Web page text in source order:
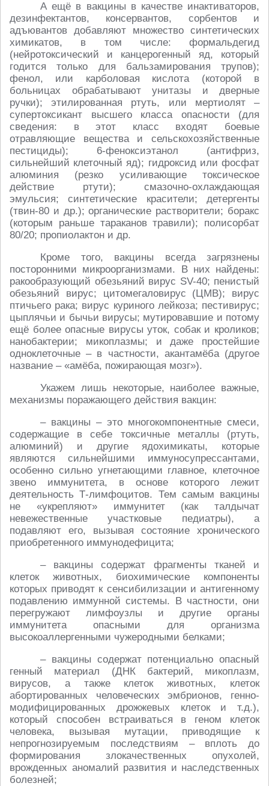
А ещё в вакцины в качестве инактиваторов,
дезинфектантов, консервантов, сорбентов и
адъювантов добавляют множество синтетических
химикатов, в том числе: формальдегид
(нейротоксический и канцерогенный яд, который
годится только для бальзамирования трупов);
фенол, или карболовая кислота (которой в
больницах обрабатывают унитазы и дверные
ручки); этилированная ртуть, или мертиолят –
супертоксикант высшего класса опасности (для
сведения: в этот класс входят боевые
отравляющие вещества и сельскохозяйственные
пестициды); 6-феноксиэтанол (антифриз,
сильнейший клеточный яд); гидроксид или фосфат
алюминия (резко усиливающие токсическое
действие ртути); смазочно-охлаждающая
эмульсия; синтетические красители; детергенты
(твин-80 и др.); органические растворители; боракс
(которым раньше тараканов травили); полисорбат
80/20; пропиолактон и др.
Кроме того, вакцины всегда загрязнены
посторонними микроорганизмами. В них найдены:
ракообразующий обезьяний вирус SV-40; пенистый
обезьяний вирус; цитомегаловирус (ЦМВ); вирус
птичьего рака; вирус куриного лейкоза; пестивирус;
цыплячьи и бычьи вирусы; мутировавшие и потому
ещё более опасные вирусы уток, собак и кроликов;
нанобактерии; микоплазмы; и даже простейшие
одноклеточные – в частности, акантамёба (другое
название – «амёба, пожирающая мозг»).
Укажем лишь некоторые, наиболее важные,
механизмы поражающего действия вакцин:
– вакцины – это многокомпонентные смеси,
содержащие в себе токсичные металлы (ртуть,
алюминий) и другие ядохимикаты, которые
являются сильнейшими иммуносупрессантами,
особенно сильно угнетающими главное, клеточное
звено иммунитета, в основе которого лежит
деятельность Т-лимфоцитов. Тем самым вакцины
не «укрепляют» иммунитет (как талдычат
невежественные участковые педиатры), а
подавляют его, вызывая состояние хронического
приобретенного иммунодефицита;
– вакцины содержат фрагменты тканей и
клеток животных, биохимические компоненты
которых приводят к сенсибилизации и антигенному
подавлению иммунной системы. В частности, они
перегружают лимфоузлы и другие органы
иммунитета опасными для организма
высокоаллергенными чужеродными белками;
– вакцины содержат потенциально опасный
генный материал (ДНК бактерий, микоплазм,
вирусов, а также клеток животных, клеток
абортированных человеческих эмбрионов, генно-
модифицированных дрожжевых клеток и т.д.),
который способен встраиваться в геном клеток
человека, вызывая мутации, приводящие к
непрогнозируемым последствиям – вплоть до
формирования злокачественных опухолей,
врожденных аномалий развития и наследственных
болезней;